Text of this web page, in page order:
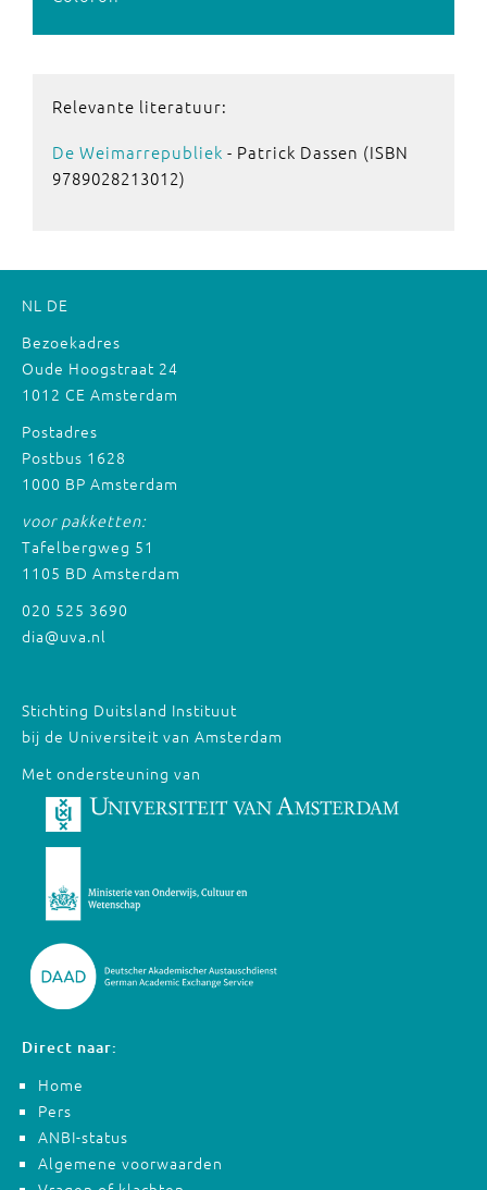
Relevante literatuur:
De Weimarrepubliek - Patrick Dassen (ISBN
9789028213012)
NL DE
Bezoekadres
Oude Hoogstraat 24
1012 CE Amsterdam
Postadres
Postbus 1628
1000 BP Amsterdam
voor pakketten:
Tafelbergweg 51
1105 BD Amsterdam
020 525 3690
dia@uva.nl
Stichting Duitsland Instituut
bij de Universiteit van Amsterdam
Met ondersteuning van
Direct naar:
Home
Pers
ANBI-status
Algemene voorwaarden